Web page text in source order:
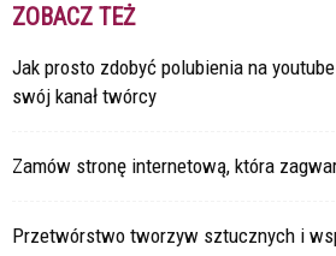
ZOBACZ TEŻ
Jak prosto zdobyć polubienia na
swój kanał twórcy
Zamów stronę internetową, która
Przetwórstwo tworzyw sztucznych i